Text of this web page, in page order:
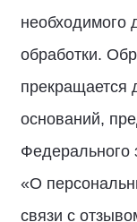
необходимого
обработки.
прекращается
оснований,
Федерального
«О
связи с